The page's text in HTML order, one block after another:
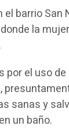
el barrio San
la
por el uso
sanas y
un baño.